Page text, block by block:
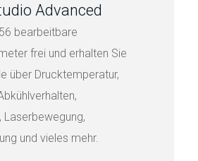
Advanced
bearbeitbare
frei und erhalten Sie
über Drucktemperatur,
Laserbewegung,
und vieles mehr.